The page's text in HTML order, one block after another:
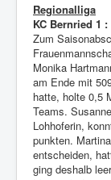
Regionalliga
KC Bernried 1
Zum
Monika
am Ende mit
hatte, holte 0,5
Teams.
Lohhoferin,
punkten.
entscheiden,
ging deshalb